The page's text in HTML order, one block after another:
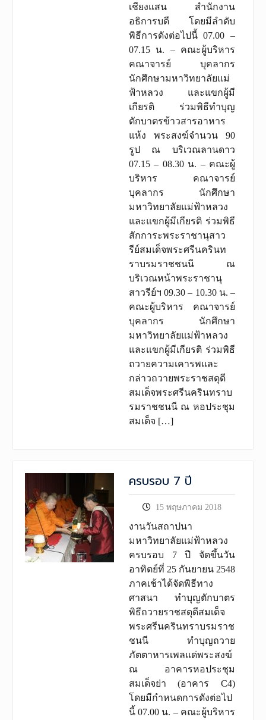
เชียงแสน สำนักงาน
อธิการบดี โดยมีลำดับ
พิธีการดังต่อไปนี้ 07.00 –
07.15 น. – คณะผู้บริหาร
คณาจารย์ บุคลากร
นักศึกษามหาวิทยาลัยแม่
ฟ้าหลวง และแขกผู้มี
เกียรติ ร่วมพิธีทำบุญ
ตักบาตรข้าวสารอาหาร
แห้ง พระสงฆ์จำนวน 90
รูป ณ บริเวณลานดาว
07.15 – 08.30 น. – คณะผู้
บริหาร คณาจารย์
บุคลากร นักศึกษา
มหาวิทยาลัยแม่ฟ้าหลวง
และแขกผู้มีเกียรติ ร่วมพิธี
สักการะพระราชานุสาว
รีย์สมเด็จพระศรีนครินท
ราบรมราชชนนี ณ
บริเวณหน้าพระราชานุ
สาวรีย์ฯ 09.30 – 10.30 น. –
คณะผู้บริหาร คณาจารย์
บุคลากร นักศึกษา
มหาวิทยาลัยแม่ฟ้าหลวง
และแขกผู้มีเกียรติ ร่วมพิธี
ถวายความเคารพและ
กล่าวถวายพระราชสดุดี
สมเด็จพระศรีนครินทราบ
รมราชชนนี ณ หอประชุม
สมเด็จ […]
ครบรอบ 7 ปี
15 พฤษภาคม 2018
งานวันสถาปนา
มหาวิทยาลัยแม่ฟ้าหลวง
ครบรอบ 7 ปี จัดขึ้นวัน
อาทิตย์ที่ 25 กันยายน 2548
ภาคเช้าได้จัดพิธีทาง
ศาสนา ทำบุญตักบาตร
พิธีถวายราชสดุดีสมเด็จ
พระศรีนครินทราบรมราช
ชนนี ทำบุญถวาย
ภัตตาหารเพลแด่พระสงฆ์
ณ อาคารหอประชุม
สมเด็จย่า (อาคาร C4)
โดยมีกำหนดการดังต่อไป
นี้ 07.00 น. – คณะผู้บริหาร